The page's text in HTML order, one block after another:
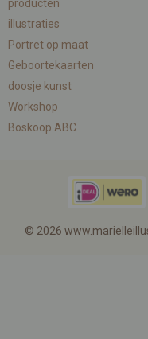
producten
illustraties
Portret op maat
Geboortekaarten
doosje kunst
Workshop
Boskoop ABC
© 2026